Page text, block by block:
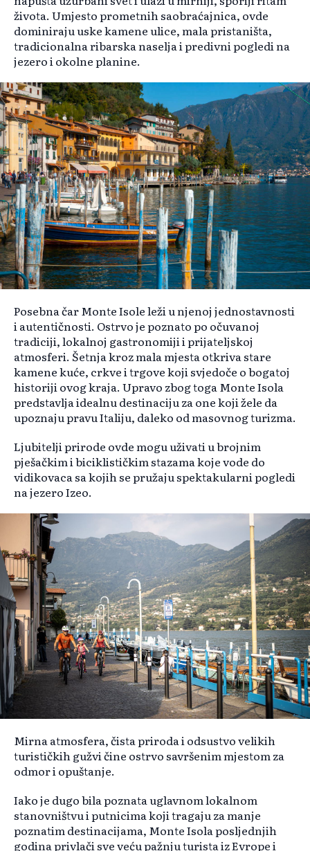
života. Umjesto prometnih saobraćajnica, ovde
dominiraju uske kamene ulice, mala pristaništa,
tradicionalna ribarska naselja i predivni pogledi na
jezero i okolne planine.
Posebna čar Monte Isole leži u njenoj jednostavnosti
i autentičnosti. Ostrvo je poznato po očuvanoj
tradiciji, lokalnoj gastronomiji i prijateljskoj
atmosferi. Šetnja kroz mala mjesta otkriva stare
kamene kuće, crkve i trgove koji svjedoče o bogatoj
historiji ovog kraja. Upravo zbog toga Monte Isola
predstavlja idealnu destinaciju za one koji žele da
upoznaju pravu Italiju, daleko od masovnog turizma.
Ljubitelji prirode ovde mogu uživati u brojnim
pješačkim i biciklističkim stazama koje vode do
vidikovaca sa kojih se pružaju spektakularni pogledi
na jezero Izeo.
Mirna atmosfera, čista priroda i odsustvo velikih
turističkih gužvi čine ostrvo savršenim mjestom za
odmor i opuštanje.
Iako je dugo bila poznata uglavnom lokalnom
stanovništvu i putnicima koji tragaju za manje
poznatim destinacijama, Monte Isola posljednjih
godina privlači sve veću pažnju turista iz Evrope i